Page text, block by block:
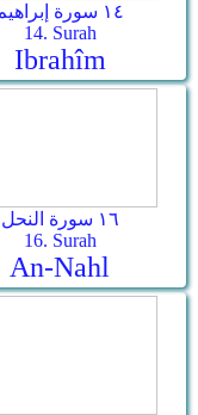
١٤ سورة إبراهيم
14. Surah
Ibrahîm
١٦ سورة النحل
16. Surah
An-Nahl